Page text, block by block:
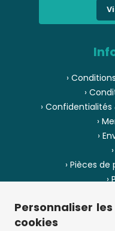
›
›
›
›
›
› Pièces
›
›
Personnaliser
cookies